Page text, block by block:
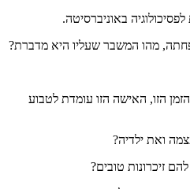
באוניברסיטה.
מהו המשבר שעליו היא מדברת?
הזו, האישה הזו עומדת לטבוע
ואת ילדיה?
זיכרונות טובים?